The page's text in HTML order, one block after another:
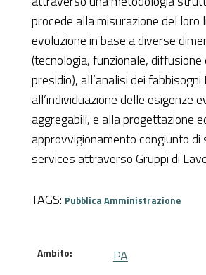
procede alla misurazione del loro
evoluzione in base a diverse
(tecnologia, funzionale, diffusione
presidio), all’analisi dei fabbisogni
all’individuazione delle esigenze
aggregabili, e alla progettazione
approvvigionamento congiunto di
services attraverso Gruppi di
TAGS: Pubblica Amministrazione
Ambito: PA